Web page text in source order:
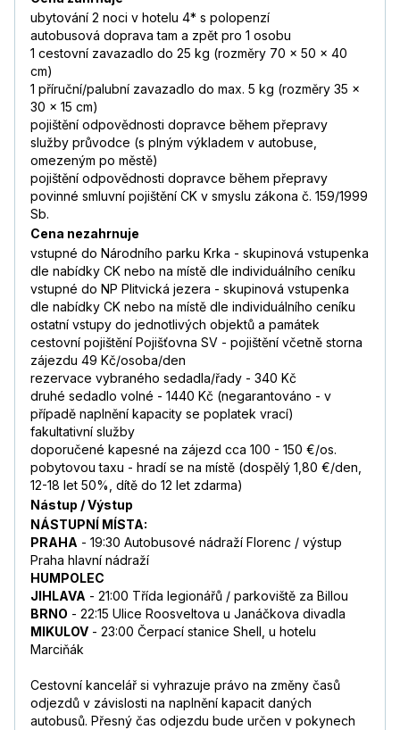
ubytování 2 noci v hotelu 4* s polopenzí
autobusová doprava tam a zpět pro 1 osobu
1 cestovní zavazadlo do 25 kg (rozměry 70 x 50 x 40
cm)
1 příruční/palubní zavazadlo do max. 5 kg (rozměry 35 x
30 x 15 cm)
pojištění odpovědnosti dopravce během přepravy
služby průvodce (s plným výkladem v autobuse,
omezeným po městě)
pojištění odpovědnosti dopravce během přepravy
povinné smluvní pojištění CK v smyslu zákona č. 159/1999
Sb.
Cena nezahrnuje
vstupné do Národního parku Krka - skupinová vstupenka
dle nabídky CK nebo na místě dle individuálního ceníku
vstupné do NP Plitvická jezera - skupinová vstupenka
dle nabídky CK nebo na místě dle individuálního ceníku
ostatní vstupy do jednotlivých objektů a památek
cestovní pojištění Pojišťovna SV - pojištění včetně storna
zájezdu 49 Kč/osoba/den
rezervace vybraného sedadla/řady - 340 Kč
druhé sedadlo volné - 1440 Kč (negarantováno - v
případě naplnění kapacity se poplatek vrací)
fakultativní služby
doporučené kapesné na zájezd cca 100 - 150 €/os.
pobytovou taxu - hradí se na místě (dospělý 1,80 €/den,
12-18 let 50%, dítě do 12 let zdarma)
Nástup / Výstup
NÁSTUPNÍ MÍSTA:
PRAHA - 19:30 Autobusové nádraží Florenc / výstup
Praha hlavní nádraží
HUMPOLEC
JIHLAVA - 21:00 Třída legionářů / parkoviště za Billou
BRNO - 22:15 Ulice Roosveltova u Janáčkova divadla
MIKULOV - 23:00 Čerpací stanice Shell, u hotelu
Marciňák
Cestovní kancelář si vyhrazuje právo na změny časů
odjezdů v závislosti na naplnění kapacit daných
autobusů. Přesný čas odjezdu bude určen v pokynech